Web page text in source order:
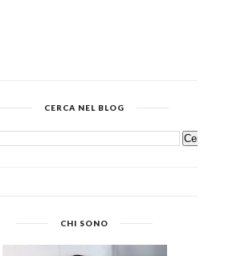
CERCA NEL BLOG
CHI SONO